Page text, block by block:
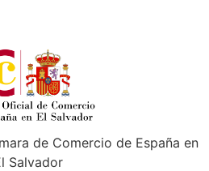
de Comercio de España en
Salvador